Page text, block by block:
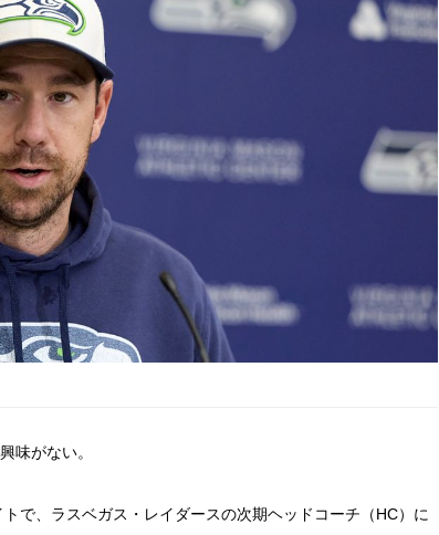
味がない。
で、ラスベガス・レイダースの次期ヘッドコーチ（HC）に